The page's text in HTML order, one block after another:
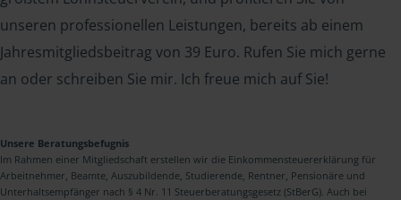
unseren professionellen Leistungen, bereits ab einem
Jahresmitgliedsbeitrag von 39 Euro. Rufen Sie mich gerne
an oder schreiben Sie mir. Ich freue mich auf Sie!
Unsere Beratungsbefugnis
Im Rahmen einer Mitgliedschaft erstellen wir die Einkommensteuererklärung für
Arbeitnehmer, Beamte, Auszubildende, Studierende, Rentner, Pensionäre und
Unterhaltsempfänger nach § 4 Nr. 11 Steuerberatungsgesetz (StBerG). Auch bei